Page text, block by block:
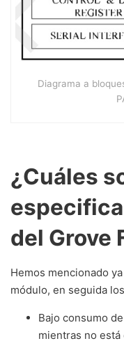
Diagrama a
¿Cuáles
del Grove
Hemos mencionado
módulo, en seguida
Bajo consumo
mientras no está